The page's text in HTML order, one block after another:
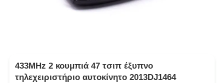
433MHz 2 κουμπιά 47 τσιπ έξυπνο
τηλεχειριστήριο αυτοκίνητο 2013DJ1464